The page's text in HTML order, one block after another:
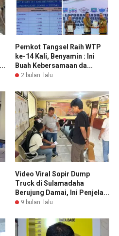
Pemkot Tangsel Raih WTP
ke-14 Kali, Benyamin : Ini
Buah Kebersamaan da...
2 bulan lalu
Video Viral Sopir Dump
Truck di Sulamadaha
Berujung Damai, Ini Penjela...
9 bulan lalu